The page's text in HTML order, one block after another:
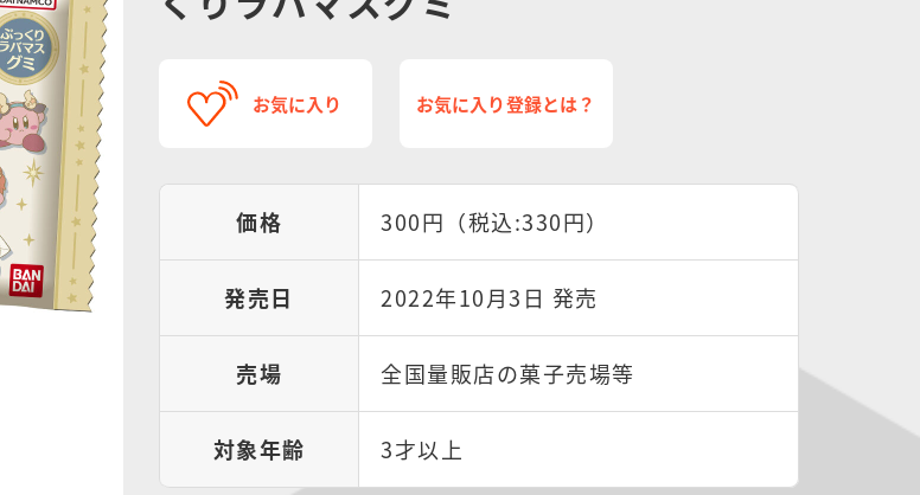
お気に入り お気に入り登録とは？
価格 300円（税込:330円）
発売日 2022年10月3日 発売
売場 全国量販店の菓子売場等
対象年齢 3才以上